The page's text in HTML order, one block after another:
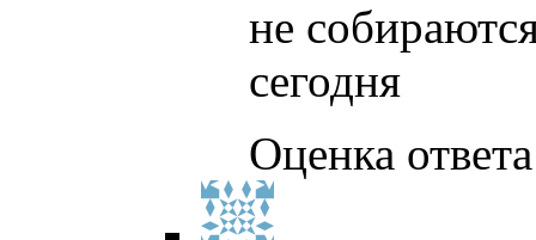
не
сегодня
Оценка